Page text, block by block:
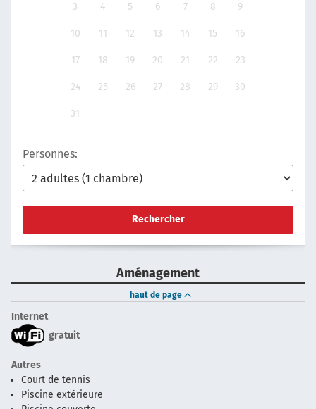
3 4 5 6 7 8 9
10 11 12 13 14 15 16
17 18 19 20 21 22 23
24 25 26 27 28 29 30
31
Personnes:
Rechercher
Aménagement
haut de page
Internet
gratuit
Autres
Court de tennis
Piscine extérieure